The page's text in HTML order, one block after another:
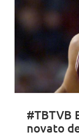
#TBTVB
novato